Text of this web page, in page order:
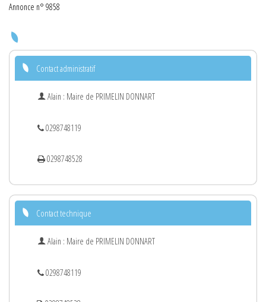
Annonce n° 9858
Contact administratif
Alain : Maire de PRIMELIN DONNART
0298748119
0298748528
Contact technique
Alain : Maire de PRIMELIN DONNART
0298748119